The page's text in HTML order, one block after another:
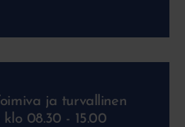
ja turvallinen
klo 08.30 - 15.00